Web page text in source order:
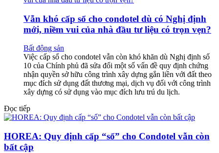
Vẫn khó cấp sổ cho condotel dù có Nghị định
mới, niềm vui của nhà đầu tư liệu có trọn vẹn?
Bất động sản
Việc cấp sổ cho condotel vẫn còn khó khăn dù Nghị định số
10 của Chính phủ đã sửa đổi một số vấn đề quy định chứng
nhận quyền sở hữu công trình xây dựng gắn liền với đất theo
mục đích sử dụng đất thương mại, dịch vụ đối với công trình
xây dựng có sử dụng vào mục đích lưu trú du lịch.
Đọc tiếp
HOREA: Quy định cấp “sổ” cho Condotel vẫn còn
bất cập